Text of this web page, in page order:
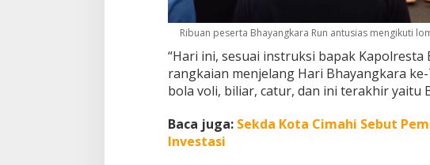
Ribuan peserta Bhayangkara Run antusias mengikuti
“Hari ini, sesuai instruksi bapak
rangkaian menjelang Hari Bhayangkara
bola voli, biliar, catur, dan ini terakhir yaitu
Baca juga: Sekda Kota Cimahi Sebut
Investasi